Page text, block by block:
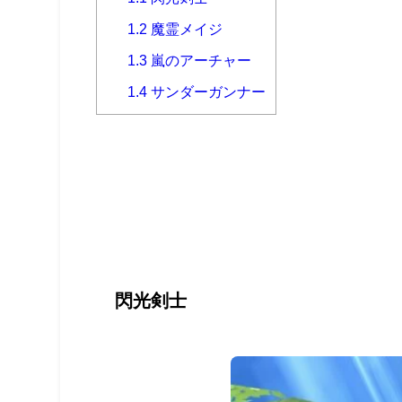
1.2 魔霊メイジ
1.3 嵐のアーチャー
1.4 サンダーガンナー
閃光剣士